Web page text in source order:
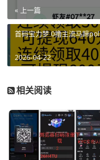
« 上一篇
首码宝力梦 0撸主流马蹄pol
2026-04-22
相关阅读